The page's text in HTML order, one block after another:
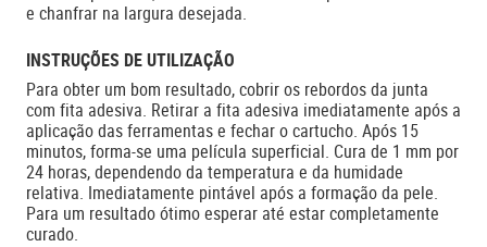
e chanfrar na largura desejada.
INSTRUÇÕES DE UTILIZAÇÃO
Para obter um bom resultado, cobrir os rebordos da junta
com fita adesiva. Retirar a fita adesiva imediatamente após a
aplicação das ferramentas e fechar o cartucho. Após 15
minutos, forma-se uma película superficial. Cura de 1 mm por
24 horas, dependendo da temperatura e da humidade
relativa. Imediatamente pintável após a formação da pele.
Para um resultado ótimo esperar até estar completamente
curado.